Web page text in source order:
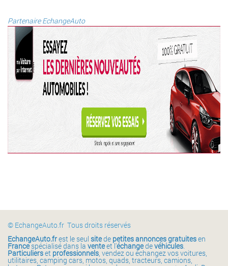
Partenaire EchangeAuto
© EchangeAuto.fr Tous droits réservés
EchangeAuto.frest le seul sitede petites annonces gratuitesen
Francespécialisé dans la venteet l'échangedevéhicules.
Particulierset professionnels, vendez ou échangez vos voitures,
utilitaires, camping cars, motos, quads, tracteurs, camions,